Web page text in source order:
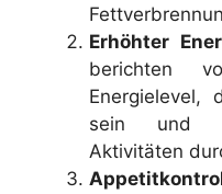
Erhöhter
berichten
sein und
Aktivitäten